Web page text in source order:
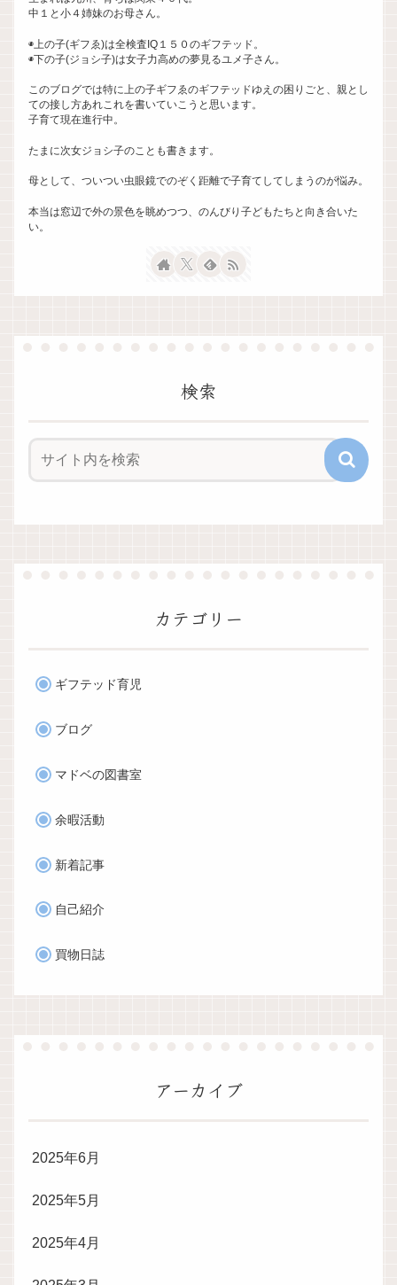
中１と小４姉妹のお母さん。
◉上の子(ギフゑ)は全検査IQ１５０のギフテッド。
◉下の子(ジョシ子)は女子力高めの夢見るユメ子さん。
このブログでは特に上の子ギフゑのギフテッドゆえの困りごと、親とし
ての接し方あれこれを書いていこうと思います。
子育て現在進行中。
たまに次女ジョシ子のことも書きます。
母として、ついつい虫眼鏡でのぞく距離で子育てしてしまうのが悩み。
本当は窓辺で外の景色を眺めつつ、のんびり子どもたちと向き合いた
い。
検索
カテゴリー
ギフテッド育児
ブログ
マドベの図書室
余暇活動
新着記事
自己紹介
買物日誌
アーカイブ
2025年6月
2025年5月
2025年4月